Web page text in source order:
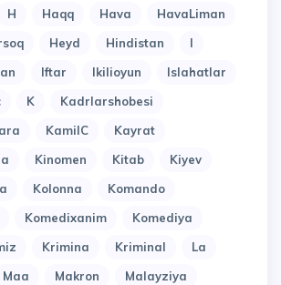
H Haqq Hava
HavaLiman
Heyd Hindistan
I
Iftar Ikilioyun
Islahatlar
K
Kadrlarshobesi
KamilC
Kayrat
Kinomen Kitab
Kiyev
Kolonna
Komando
Komedixanim
Komediya
Krimina Kriminal
La
Maa Makron
Malayziya